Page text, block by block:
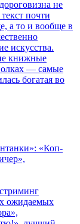
не
почти
а то и вообще в
искусства.
книжные
— самые
богатая во
«Коп-
ожидаемых